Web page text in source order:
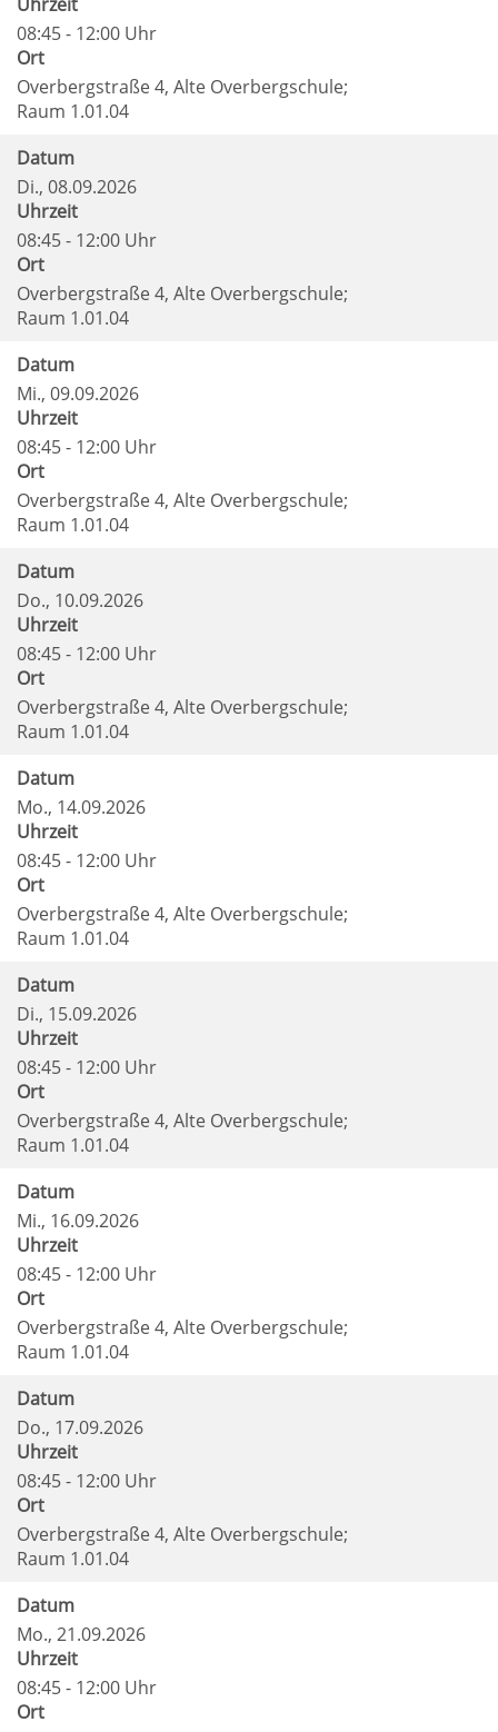
08:45 - 12:00 Uhr
Ort
Overbergstraße 4, Alte Overbergschule;
Raum 1.01.04
Datum
Di., 08.09.2026
Uhrzeit
08:45 - 12:00 Uhr
Ort
Overbergstraße 4, Alte Overbergschule;
Raum 1.01.04
Datum
Mi., 09.09.2026
Uhrzeit
08:45 - 12:00 Uhr
Ort
Overbergstraße 4, Alte Overbergschule;
Raum 1.01.04
Datum
Do., 10.09.2026
Uhrzeit
08:45 - 12:00 Uhr
Ort
Overbergstraße 4, Alte Overbergschule;
Raum 1.01.04
Datum
Mo., 14.09.2026
Uhrzeit
08:45 - 12:00 Uhr
Ort
Overbergstraße 4, Alte Overbergschule;
Raum 1.01.04
Datum
Di., 15.09.2026
Uhrzeit
08:45 - 12:00 Uhr
Ort
Overbergstraße 4, Alte Overbergschule;
Raum 1.01.04
Datum
Mi., 16.09.2026
Uhrzeit
08:45 - 12:00 Uhr
Ort
Overbergstraße 4, Alte Overbergschule;
Raum 1.01.04
Datum
Do., 17.09.2026
Uhrzeit
08:45 - 12:00 Uhr
Ort
Overbergstraße 4, Alte Overbergschule;
Raum 1.01.04
Datum
Mo., 21.09.2026
Uhrzeit
08:45 - 12:00 Uhr
Ort